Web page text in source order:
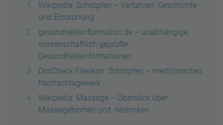
Wikipedia: Schröpfen – Verfahren, Geschichte
und Einordnung
gesundheitsinformation.de – unabhängige,
wissenschaftlich geprüfte
Gesundheitsinformationen
DocCheck Flexikon: Schröpfen – medizinisches
Nachschlagewerk
Wikipedia: Massage – Überblick über
Massageformen und -techniken